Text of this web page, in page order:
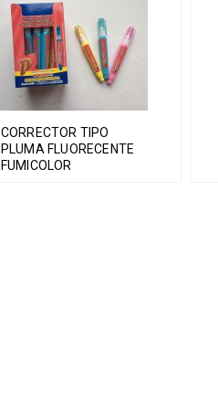
CORRECTOR TIPO
PLUMA FLUORECENTE
FUMICOLOR